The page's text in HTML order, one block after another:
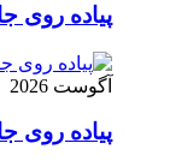
پیاده روی
آگوست 2026
پیاده روی